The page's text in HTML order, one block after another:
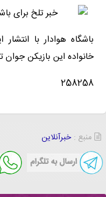
باشگاه هوادار با
خانواده این بازیکن
258258
منبع : خبرآنلاین